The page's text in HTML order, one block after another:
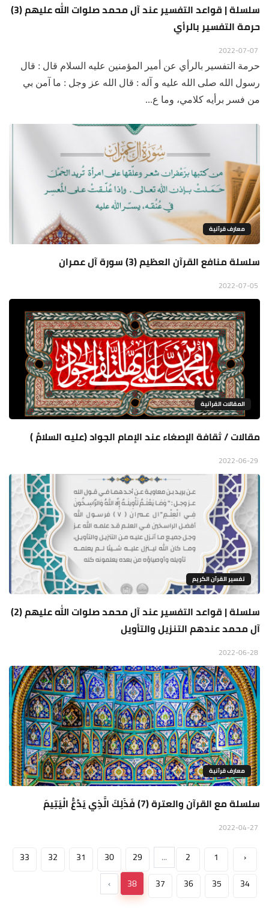
سلسلة | قواعد التفسير عند آل محمد صلوات الله عليهم (3)
حرمة التفسير بالرأي
حرمة التفسير بالرأي عن أمير المؤمنين عليه السلام قال : قال
رسول الله صلى الله عليه و آله : قال الله عز وجل : ما آمن بي
من فسر برأيه كلامي، وما ع...
معارف قرآنية
سلسلة منافع القرآن العظيم (3) سورة آل عمران
المقالات القراَنية
مقالات / ثقافة الإصغاء عند الإمام الجواد (عليه السلامُ )
تفسير القرآن الكريم
سلسلة | قواعد التفسير عند آل محمد صلوات الله عليهم (2)
آل محمد عندهم التنزيل والتأويل
معارف قرآنية
سلسلة مع القرآن والعترة (7) فَذَلِكَ الَّذِي يَدُعُّ الْيَتِيمَ
‹
1
2
...
29
30
31
32
33
34
35
36
37
38
›